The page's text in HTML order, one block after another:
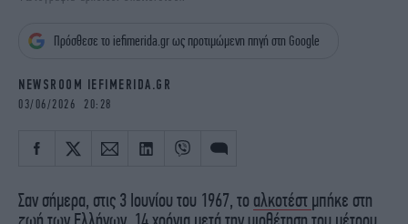
OSCARS
THE OCEAN
Πρόσθεσε το iefimerida.gr ως προτιμώμενη πηγή στη Google
NEWSROOM IEFIMERIDA.GR
03/06/2026 20:28
Σαν σήμερα, στις 3 Ιουνίου του 1967, το αλκοτέστ μπήκε στη